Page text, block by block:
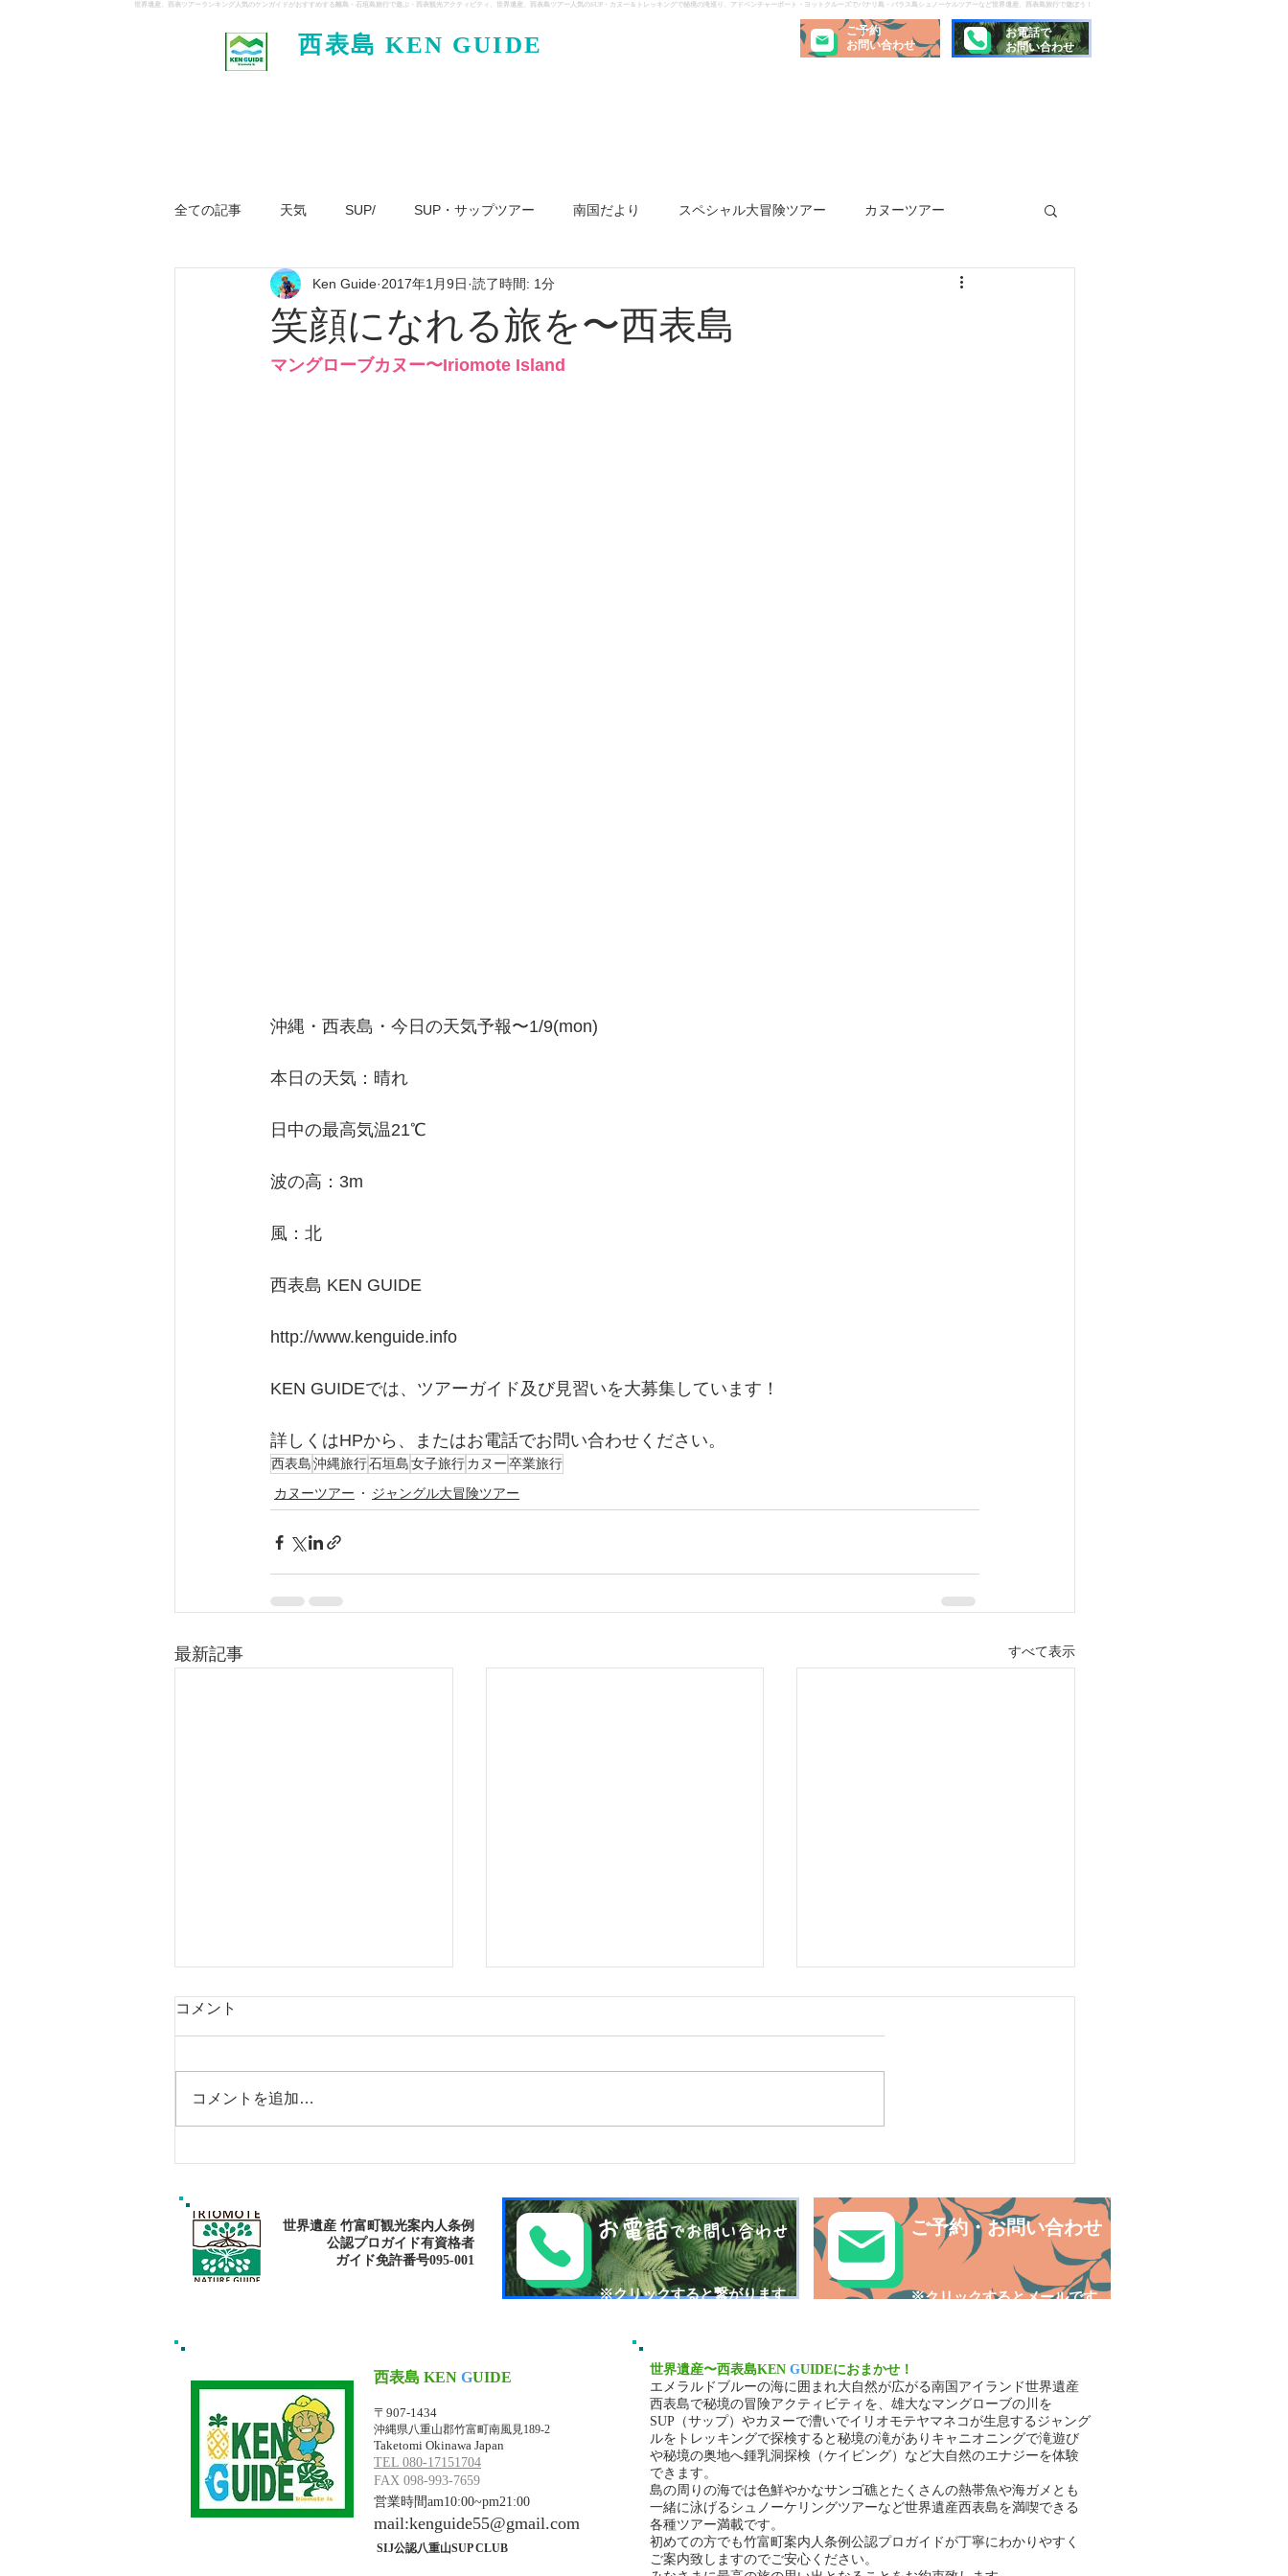
世界遺産、西表ツアーランキング人気のケンガイドがおすすめする離島・石垣島旅行で遊ぶ・西表観光アクティビティ、世界遺産、西表島ツアー人気のSUP・カヌー＆トレッキングで秘境の滝巡り、アドベンチャーボート・ヨットクルーズでパナリ島・バラス島シュノーケルツアーなど世界遺産、西表島旅行で遊ぼう！
西表島 KEN GUIDE
ご予約
お問い合わせ
お電話で
お問い合わせ
全ての記事 天気 SUP/ SUP・サップツアー 南国だより スペシャル大冒険ツアー カヌーツアー
ジャングル大冒険ツアー パナリ島 ヨット
笑顔になれる旅を〜西表島
Ken Guide 2017年1月9日 読了時間: 1分
マングローブカヌー〜Iriomote Island
沖縄・西表島・今日の天気予報〜1/9(mon)
本日の天気：晴れ
日中の最高気温21℃
波の高：3m
風：北
西表島 KEN GUIDE
http://www.kenguide.info
KEN GUIDEでは、ツアーガイド及び見習いを大募集しています！
詳しくはHPから、またはお電話でお問い合わせください。
西表島沖縄旅行石垣島女子旅行カヌー卒業旅行
カヌーツアー
ジャングル大冒険ツアー
最新記事 すべて表示
コメント
コメントを追加…
世界遺産 竹富町観光案内人条例
公認プロガイド有資格者
​ガイド免許番号095-001​​
お電話でお問い合わせ
​※クリックすると繋がります
ご予約・お問い合わせ
​※クリックするとメールです
西表島 KEN GUIDE
〒907-1434
沖縄県八重山郡竹富町南風見189-2
Taketomi Okinawa Japan
TEL 080-17151704
FAX 098-993-7659
営業時間am10:00~pm21:00
mail:kenguide55@gmail.com
SIJ公認八重山SUP CLUB
世界遺産〜西表島KEN GUIDEにおまかせ！
エメラルドブルーの海に囲まれ大自然が広がる南国アイランド世界遺産
西表島で秘境の冒険アクティビティを、雄大なマングローブの川を
SUP（サップ）やカヌーで漕いでイリオモテヤマネコが生息するジャング
ルをトレッキングで探検すると秘境の滝がありキャニオニングで滝遊び
や秘境の奥地へ鍾乳洞探検（ケイビング）など大自然のエナジーを体験
できます。
島の周りの海では色鮮やかなサンゴ礁とたくさんの熱帯魚や海ガメとも
一緒に泳げるシュノーケリングツアーなど世界遺産西表島を満喫できる
各種ツアー満載です。
初めての方でも竹富町案内人条例公認プロガイドが丁寧にわかりやすく
ご案内致しますのでご安心ください。